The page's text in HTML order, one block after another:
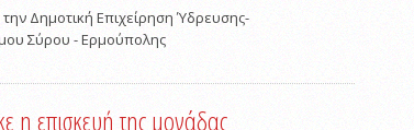
Δημοτική Επιχείρηση Ύδρευσης-
Σύρου - Ερμούπολης
η επισκευή της μονάδας